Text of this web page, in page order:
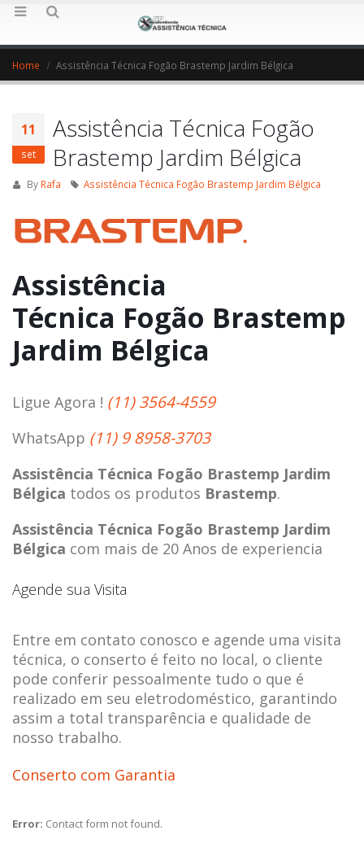
Home Assistência Técnica Fogão Brastemp Jardim Bélgica
11
set
Assistência Técnica Fogão
Brastemp Jardim Bélgica
By Rafa Assistência Técnica Fogão Brastemp Jardim Bélgica
Assistência
Técnica Fogão Brastemp
Jardim Bélgica
Ligue Agora ! (11) 3564-4559
WhatsApp (11) 9 8958-3703
Assistência Técnica Fogão Brastemp Jardim
Bélgica todos os produtos Brastemp.
Assistência Técnica Fogão Brastemp Jardim
Bélgica com mais de 20 Anos de experiencia
Agende sua Visita
Entre em contato conosco e agende uma visita
técnica, o conserto é feito no local, o cliente
pode conferir pessoalmente tudo o que é
realizado em seu eletrodoméstico, garantindo
assim a total transparência e qualidade de
nosso trabalho.
Conserto com Garantia
Error: Contact form not found.